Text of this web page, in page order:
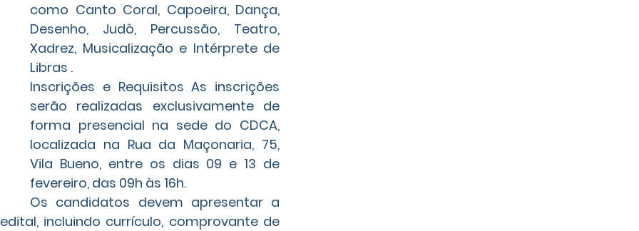
como Canto Coral, Capoeira, Dança,
Desenho, Judô, Percussão, Teatro,
Xadrez, Musicalização e Intérprete de
Libras .
Inscrições e Requisitos As inscrições
serão realizadas exclusivamente de
forma presencial na sede do CDCA,
localizada na Rua da Maçonaria, 75,
Vila Bueno, entre os dias 09 e 13 de
fevereiro, das 09h às 16h.
Os candidatos devem apresentar a
incluindo currículo, comprovante de